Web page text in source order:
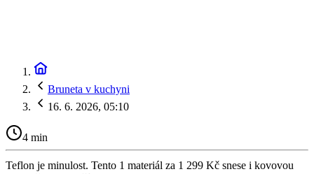
Bruneta v kuchyni
16. 6. 2026, 05:10
4 min
Teflon je minulost. Tento 1 materiál za 1 299 Kč snese i kovovou